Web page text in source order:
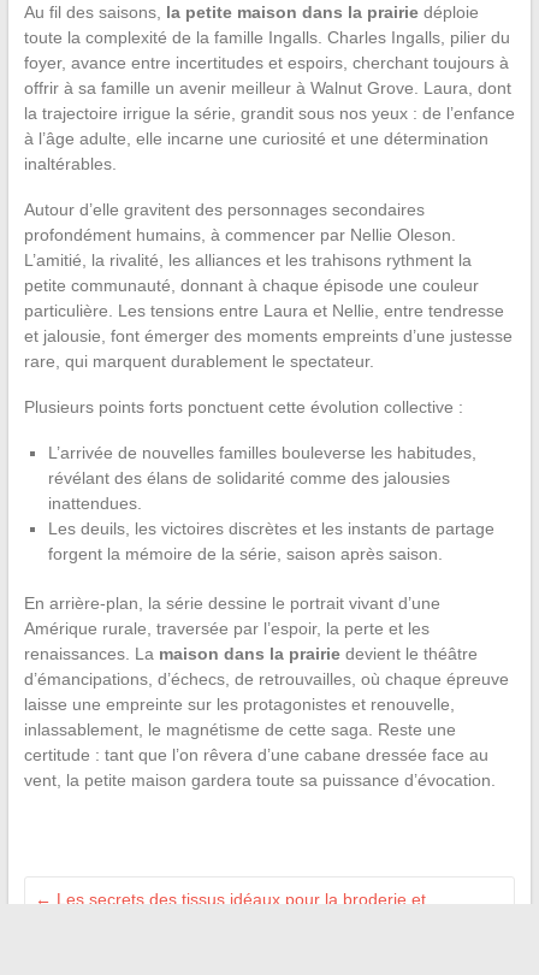
Au fil des saisons, la petite maison dans la prairiedéploie
toute la complexité de la famille Ingalls. Charles Ingalls, pilier du
foyer, avance entre incertitudes et espoirs, cherchant toujours à
offrir à sa famille un avenir meilleur à Walnut Grove. Laura, dont
la trajectoire irrigue la série, grandit sous nos yeux : de l’enfance
à l’âge adulte, elle incarne une curiosité et une détermination
inaltérables.
Autour d’elle gravitent des personnages secondaires
profondément humains, à commencer par Nellie Oleson.
L’amitié, la rivalité, les alliances et les trahisons rythment la
petite communauté, donnant à chaque épisode une couleur
particulière. Les tensions entre Laura et Nellie, entre tendresse
et jalousie, font émerger des moments empreints d’une justesse
rare, qui marquent durablement le spectateur.
Plusieurs points forts ponctuent cette évolution collective :
L’arrivée de nouvelles familles bouleverse les habitudes,
révélant des élans de solidarité comme des jalousies
inattendues.
Les deuils, les victoires discrètes et les instants de partage
forgent la mémoire de la série, saison après saison.
En arrière-plan, la série dessine le portrait vivant d’une
Amérique rurale, traversée par l’espoir, la perte et les
renaissances. La maison dans la prairiedevient le théâtre
d’émancipations, d’échecs, de retrouvailles, où chaque épreuve
laisse une empreinte sur les protagonistes et renouvelle,
inlassablement, le magnétisme de cette saga. Reste une
certitude : tant que l’on rêvera d’une cabane dressée face au
vent, la petite maison gardera toute sa puissance d’évocation.
← Les secrets des tissus idéaux pour la broderie et